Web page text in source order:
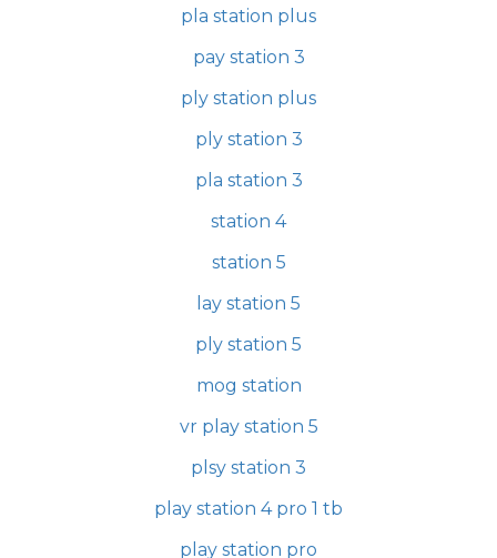
pla station plus
pay station 3
ply station plus
ply station 3
pla station 3
station 4
station 5
lay station 5
ply station 5
mog station
vr play station 5
plsy station 3
play station 4 pro 1 tb
play station pro